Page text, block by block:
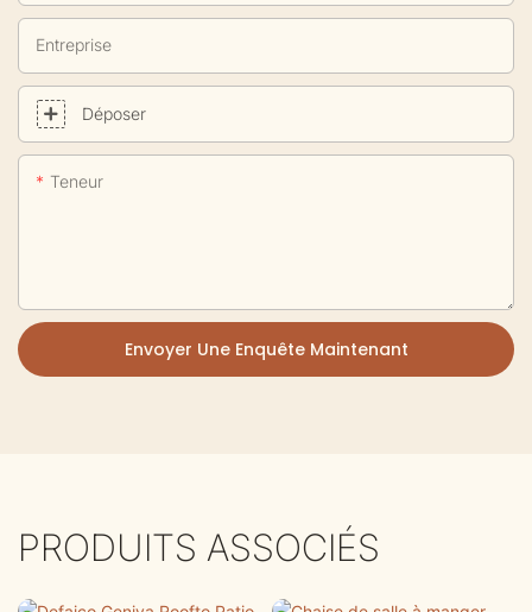
Entreprise
Déposer
Teneur
Envoyer Une Enquête Maintenant
PRODUITS ASSOCIÉS